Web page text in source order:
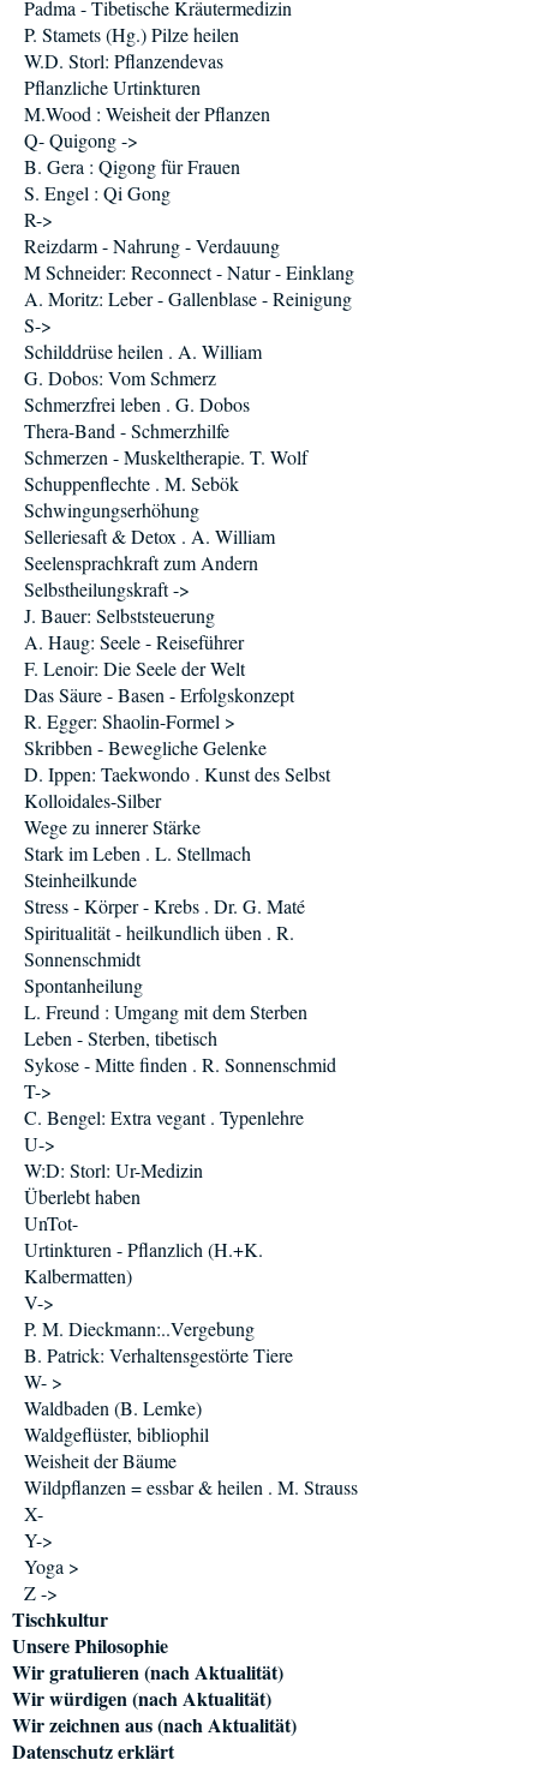
Padma - Tibetische Kräutermedizin
P. Stamets (Hg.) Pilze heilen
W.D. Storl: Pflanzendevas
Pflanzliche Urtinkturen
M.Wood : Weisheit der Pflanzen
Q- Quigong ->
B. Gera : Qigong für Frauen
S. Engel : Qi Gong
R->
Reizdarm - Nahrung - Verdauung
M Schneider: Reconnect - Natur - Einklang
A. Moritz: Leber - Gallenblase - Reinigung
S->
Schilddrüse heilen . A. William
G. Dobos: Vom Schmerz
Schmerzfrei leben . G. Dobos
Thera-Band - Schmerzhilfe
Schmerzen - Muskeltherapie. T. Wolf
Schuppenflechte . M. Sebök
Schwingungserhöhung
Selleriesaft & Detox . A. William
Seelensprachkraft zum Andern
Selbstheilungskraft ->
J. Bauer: Selbststeuerung
A. Haug: Seele - Reiseführer
F. Lenoir: Die Seele der Welt
Das Säure - Basen - Erfolgskonzept
R. Egger: Shaolin-Formel >
Skribben - Bewegliche Gelenke
D. Ippen: Taekwondo . Kunst des Selbst
Kolloidales-Silber
Wege zu innerer Stärke
Stark im Leben . L. Stellmach
Steinheilkunde
Stress - Körper - Krebs . Dr. G. Maté
Spiritualität - heilkundlich üben . R.
Sonnenschmidt
Spontanheilung
L. Freund : Umgang mit dem Sterben
Leben - Sterben, tibetisch
Sykose - Mitte finden . R. Sonnenschmid
T->
C. Bengel: Extra vegant . Typenlehre
U->
W:D: Storl: Ur-Medizin
Überlebt haben
UnTot-
Urtinkturen - Pflanzlich (H.+K.
Kalbermatten)
V->
P. M. Dieckmann:..Vergebung
B. Patrick: Verhaltensgestörte Tiere
W- >
Waldbaden (B. Lemke)
Waldgeflüster, bibliophil
Weisheit der Bäume
Wildpflanzen = essbar & heilen . M. Strauss
X-
Y->
Yoga >
Z ->
Tischkultur
Unsere Philosophie
Wir gratulieren (nach Aktualität)
Wir würdigen (nach Aktualität)
Wir zeichnen aus (nach Aktualität)
Datenschutz erklärt